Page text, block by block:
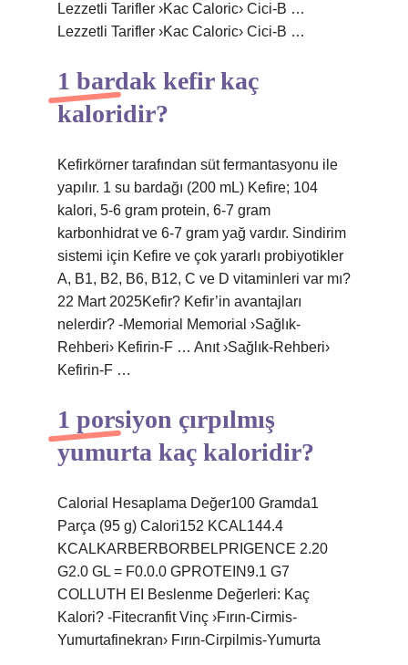
Lezzetli Tarifler ›Kac Caloric› Cici-B …
Lezzetli Tarifler ›Kac Caloric› Cici-B …
1 bardak kefir kaç
kaloridir?
Kefirkörner tarafından süt fermantasyonu ile
yapılır. 1 su bardağı (200 mL) Kefire; 104
kalori, 5-6 gram protein, 6-7 gram
karbonhidrat ve 6-7 gram yağ vardır. Sindirim
sistemi için Kefire ve çok yararlı probiyotikler
A, B1, B2, B6, B12, C ve D vitaminleri var mı?
22 Mart 2025Kefir? Kefir’in avantajları
nelerdir? -Memorial Memorial ›Sağlık-
Rehberi› Kefirin-F … Anıt ›Sağlık-Rehberi›
Kefirin-F …
1 porsiyon çırpılmış
yumurta kaç kaloridir?
Calorial Hesaplama Değer100 Gramda1
Parça (95 g) Calori152 KCAL144.4
KCALKARBERBORBELPRIGENCE 2.20
G2.0 GL = F0.0.0 GPROTEIN9.1 G7
COLLUTH EI Beslenme Değerleri: Kaç
Kalori? -Fitecranfit Vinç ›Fırın-Cirmis-
Yumurtafinekran› Fırın-Cirpilmis-Yumurta